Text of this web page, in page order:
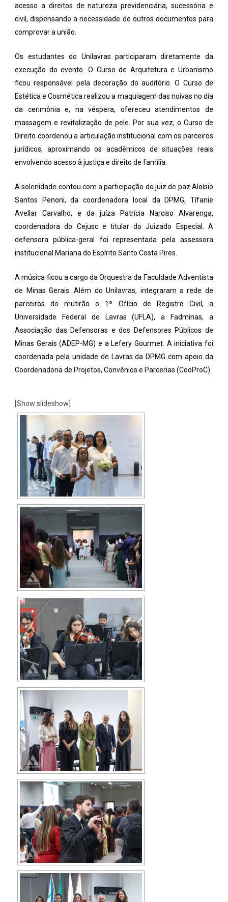
acesso a direitos de natureza previdenciária, sucessória e
civil, dispensando a necessidade de outros documentos para
comprovar a união.
Os estudantes do Unilavras participaram diretamente da
execução do evento. O Curso de Arquitetura e Urbanismo
ficou responsável pela decoração do auditório. O Curso de
Estética e Cosmética realizou a maquiagem das noivas no dia
da cerimônia e, na véspera, ofereceu atendimentos de
massagem e revitalização de pele. Por sua vez, o Curso de
Direito coordenou a articulação institucional com os parceiros
jurídicos, aproximando os acadêmicos de situações reais
envolvendo acesso à justiça e direito de família.
A solenidade contou com a participação do juiz de paz Aloísio
Santos Penoni, da coordenadora local da DPMG, Tífanie
Avellar Carvalho, e da juíza Patrícia Narciso Alvarenga,
coordenadora do Cejusc e titular do Juizado Especial. A
defensora pública-geral foi representada pela assessora
institucional Mariana do Espírito Santo Costa Pires.
A música ficou a cargo da Orquestra da Faculdade Adventista
de Minas Gerais. Além do Unilavras, integraram a rede de
parceiros do mutirão o 1º Ofício de Registro Civil, a
Universidade Federal de Lavras (UFLA), a Fadminas, a
Associação das Defensoras e dos Defensores Públicos de
Minas Gerais (ADEP-MG) e a Lefery Gourmet. A iniciativa foi
coordenada pela unidade de Lavras da DPMG com apoio da
Coordenadoria de Projetos, Convênios e Parcerias (CooProC).
[Show slideshow]